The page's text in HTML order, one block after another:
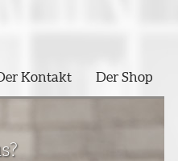
Kontakt Der Shop